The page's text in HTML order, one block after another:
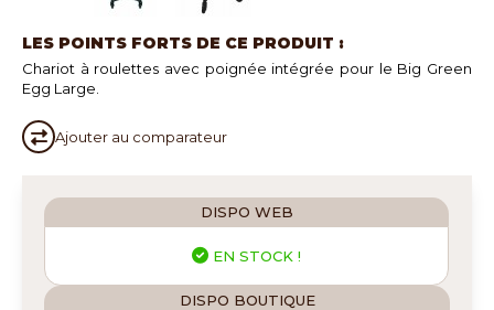
LES POINTS FORTS DE CE PRODUIT :
Chariot à roulettes avec poignée intégrée pour le Big Green
Egg Large.
Ajouter au comparateur
DISPO WEB
EN STOCK !
DISPO BOUTIQUE